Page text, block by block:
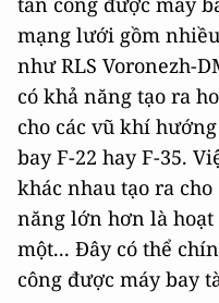
mạng lưới gồm
như RLS Voronezh-
có khả năng tạo ra
cho các vũ khí
bay F-22 hay F-35.
khác nhau tạo ra
năng lớn hơn là
một... Đây có thể
công được máy bay